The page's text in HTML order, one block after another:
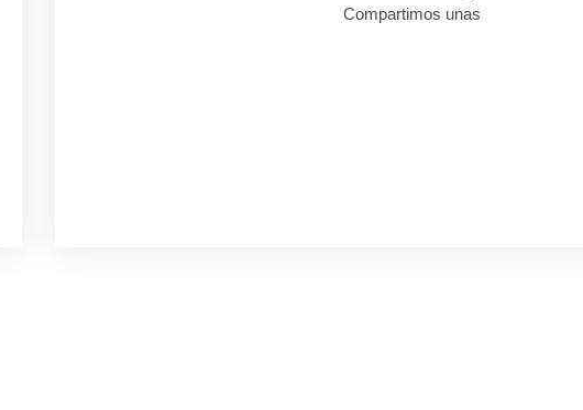
Compartimos unas